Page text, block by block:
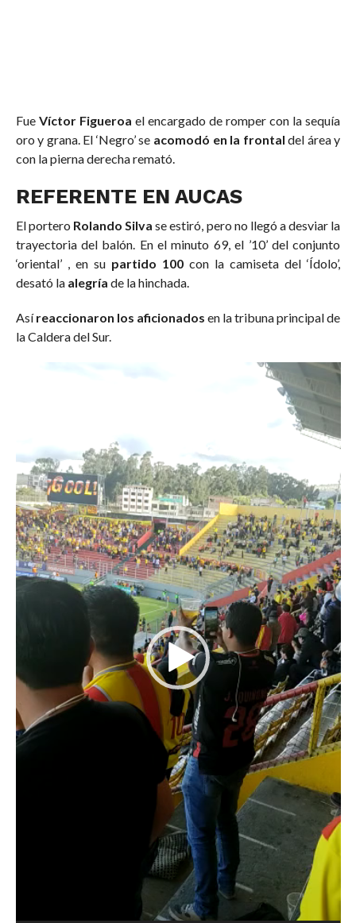
Fue Víctor Figueroa el encargado de romper con la sequía
oro y grana. El ‘Negro’ se acomodó en la frontal del área y
con la pierna derecha remató.
REFERENTE EN AUCAS
El portero Rolando Silva se estiró, pero no llegó a desviar la
trayectoria del balón. En el minuto 69, el ’10’ del conjunto
‘oriental’ , en su partido 100 con la camiseta del ‘Ídolo’,
desató la alegría de la hinchada.
Asíreaccionaron los aficionados en la tribuna principal de
la Caldera del Sur.
Reproductor